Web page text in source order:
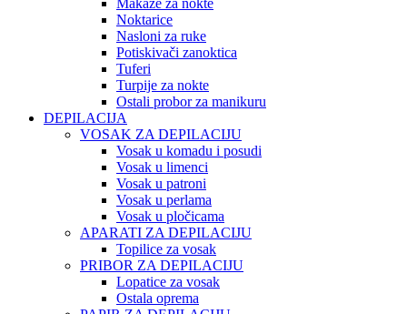
Makaze za nokte
Noktarice
Nasloni za ruke
Potiskivači zanoktica
Tuferi
Turpije za nokte
Ostali probor za manikuru
DEPILACIJA
VOSAK ZA DEPILACIJU
Vosak u komadu i posudi
Vosak u limenci
Vosak u patroni
Vosak u perlama
Vosak u pločicama
APARATI ZA DEPILACIJU
Topilice za vosak
PRIBOR ZA DEPILACIJU
Lopatice za vosak
Ostala oprema